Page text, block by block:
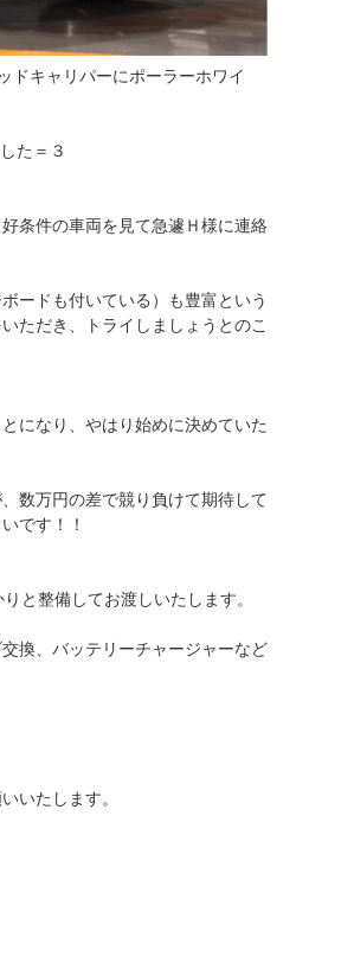
ドキャリパーにポーラーホワイ
た＝３
条件の車両を見て急遽Ｈ様に連絡
ードも付いている）も豊富という
ただき、トライしましょうとのこ
になり、やはり始めに決めていた
数万円の差で競り負けて期待して
です！！
と整備してお渡しいたします。
換、バッテリーチャージャーなど
いたします。